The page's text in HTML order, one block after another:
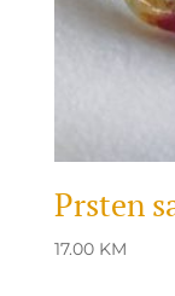
Prsten
17.00 KM